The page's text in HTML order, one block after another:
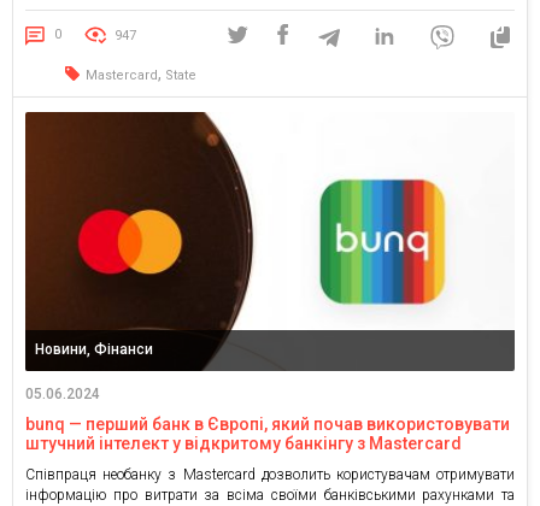
розвитку туристичного потенціалу України. Меморандум підписали
заступник міністра розвитку громад, територій та інфраструктури Сергій
Деркач та Нікола Вілла, виконавчий віцепрезидент зі співпраці з
державним сектором, підрозділ стратегічного […]
0 947
Mastercard, State
Новини, Фінанси
05.06.2024
bunq — перший банк в Європі, який почав використовувати
штучний інтелект у відкритому банкінгу з Mastercard
Співпраця необанку з Mastercard дозволить користувачам отримувати
інформацію про витрати за всіма своїми банківськими рахунками та